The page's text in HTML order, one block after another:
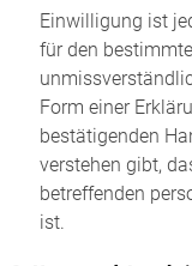
Einwilligung ist
für den
Form einer
bestätigenden
verstehen gibt,
betreffenden
ist.